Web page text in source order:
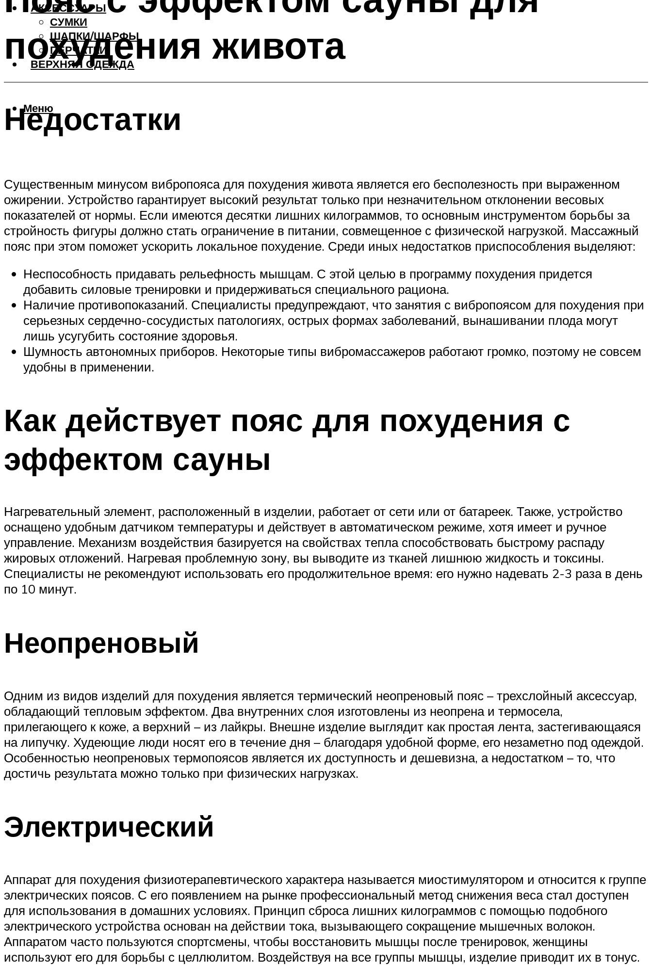
АКCЕССУАРЫ
СУМКИ
ШАПКИ/ШАРФЫ
ПЕРЧАТКИ
ВЕРХНЯЯ ОДЕЖДА
Меню
похудения живота
Недостатки
Существенным минусом вибропояса для похудения живота является его бесполезность при выраженном
ожирении. Устройство гарантирует высокий результат только при незначительном отклонении весовых
показателей от нормы. Если имеются десятки лишних килограммов, то основным инструментом борьбы за
стройность фигуры должно стать ограничение в питании, совмещенное с физической нагрузкой. Массажный
пояс при этом поможет ускорить локальное похудение. Среди иных недостатков приспособления выделяют:
Неспособность придавать рельефность мышцам. С этой целью в программу похудения придется
добавить силовые тренировки и придерживаться специального рациона.
Наличие противопоказаний. Специалисты предупреждают, что занятия с вибропоясом для похудения при
серьезных сердечно-сосудистых патологиях, острых формах заболеваний, вынашивании плода могут
лишь усугубить состояние здоровья.
Шумность автономных приборов. Некоторые типы вибромассажеров работают громко, поэтому не совсем
удобны в применении.
Как действует пояс для похудения с
эффектом сауны
Нагревательный элемент, расположенный в изделии, работает от сети или от батареек. Также, устройство
оснащено удобным датчиком температуры и действует в автоматическом режиме, хотя имеет и ручное
управление. Механизм воздействия базируется на свойствах тепла способствовать быстрому распаду
жировых отложений. Нагревая проблемную зону, вы выводите из тканей лишнюю жидкость и токсины.
Специалисты не рекомендуют использовать его продолжительное время: его нужно надевать 2-3 раза в день
по 10 минут.
Неопреновый
Одним из видов изделий для похудения является термический неопреновый пояс – трехслойный аксессуар,
обладающий тепловым эффектом. Два внутренних слоя изготовлены из неопрена и термосела,
прилегающего к коже, а верхний – из лайкры. Внешне изделие выглядит как простая лента, застегивающаяся
на липучку. Худеющие люди носят его в течение дня – благодаря удобной форме, его незаметно под одеждой.
Особенностью неопреновых термопоясов является их доступность и дешевизна, а недостатком – то, что
достичь результата можно только при физических нагрузках.
Электрический
Аппарат для похудения физиотерапевтического характера называется миостимулятором и относится к группе
электрических поясов. С его появлением на рынке профессиональный метод снижения веса ­стал доступен
для использования в домашних условиях. Принцип сброса лишних килограммов с помощью подобного
электрического устройства основан на действии тока, вызывающего сокращение мышечных волокон.
Аппаратом часто пользуются спортсмены, чтобы восстановить мышцы после тренировок, женщины
используют его для борьбы с целлюлитом. Воздействуя на все группы мышцы, изделие приводит их в тонус.